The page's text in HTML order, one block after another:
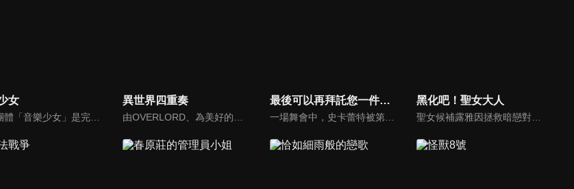
女 異世界四重奏 最後可以再拜託您一件事嗎?
一場舞會中，史卡蕾特被第二王子凱爾宣告解除婚約，更被加諸莫須有的罪名及「惡役千金」的稱號，陷入遭眾多貴族譴責的窘境。至今為止不斷忍耐著的她，已經受夠和愚蠢的凱爾繼續交往了！怒上心頭的史卡蕾特說出自己的請託——「請問方便讓我在最後將各位打得落花流水嗎？」武鬥派大小姐的故事就此展開！
黑化吧！聖女大人